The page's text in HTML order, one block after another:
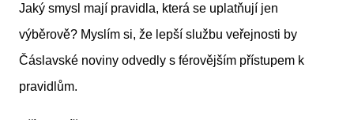
Jaký smysl mají pravidla, která se uplatňují jen
výběrově? Myslím si, že lepší službu veřejnosti by
Čáslavské noviny odvedly s férovějším přístupem k
pravidlům.